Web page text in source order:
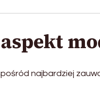
najbardziej